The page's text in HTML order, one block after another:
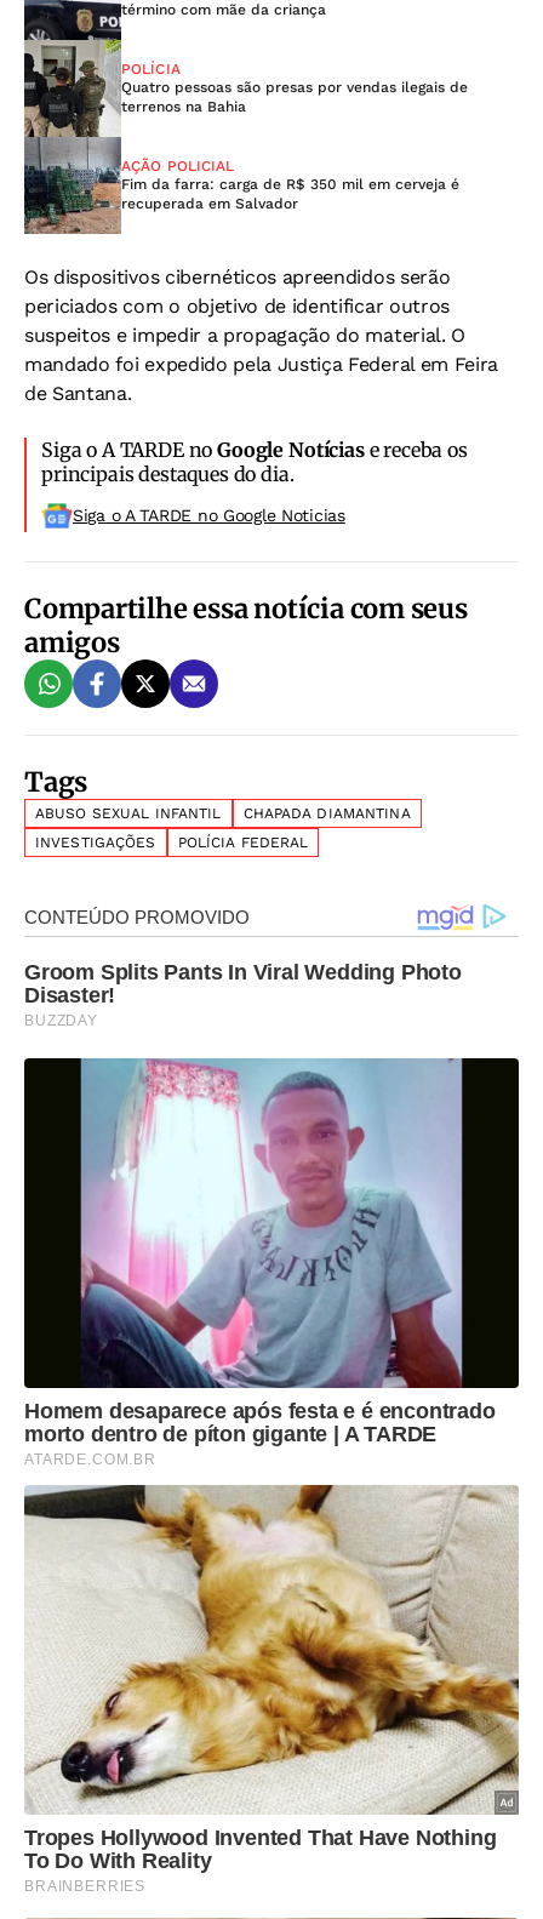
término com mãe da criança
POLÍCIA
Quatro pessoas são presas por vendas ilegais de
terrenos na Bahia
AÇÃO POLICIAL
Fim da farra: carga de R$ 350 mil em cerveja é
recuperada em Salvador
Os dispositivos cibernéticos apreendidos serão
periciados com o objetivo de identificar outros
suspeitos e impedir a propagação do material. O
mandado foi expedido pela Justiça Federal em Feira
de Santana.
Siga o A TARDE noGoogle Notíciase receba os
principais destaques do dia.
Siga o A TARDE no Google Noticias
Compartilhe essa notícia com seus
amigos
Tags
ABUSO SEXUAL INFANTIL
CHAPADA DIAMANTINA
INVESTIGAÇÕES
POLÍCIA FEDERAL